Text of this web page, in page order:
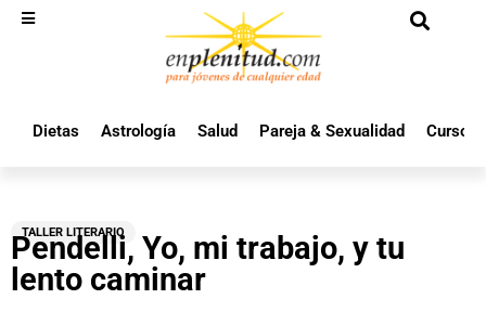
Dietas Astrología Salud Pareja & Sexualidad Cursos
TALLER LITERARIO
Pendelli, Yo, mi trabajo, y tu
lento caminar